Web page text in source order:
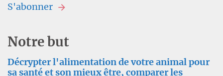
S'abonner
Notre but
Décrypter l'alimentation de votre animal pour
sa santé et son mieux être, comparer les